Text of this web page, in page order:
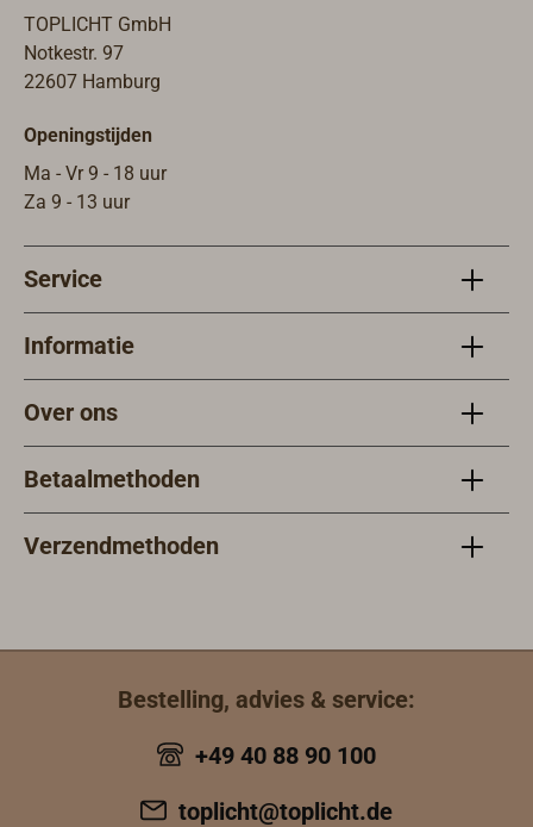
TOPLICHT GmbH
Notkestr. 97
22607 Hamburg
Openingstijden
Ma - Vr 9 - 18 uur
Za 9 - 13 uur
Service
Informatie
Over ons
Betaalmethoden
Verzendmethoden
Bestelling, advies & service:
+49 40 88 90 100
toplicht@toplicht.de